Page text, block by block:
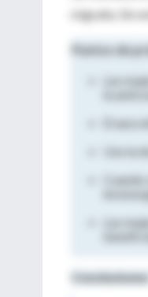
migraña. Sin
Puntos de
Las
El
Use la
Las
Conclusiones